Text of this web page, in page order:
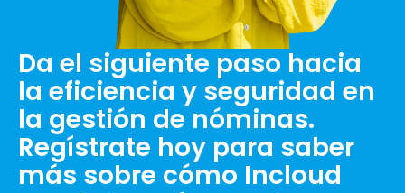
Da el siguiente paso hacia
la eficiencia y seguridad en
la gestión de nóminas.
Regístrate hoy para saber
más sobre cómo Incloud